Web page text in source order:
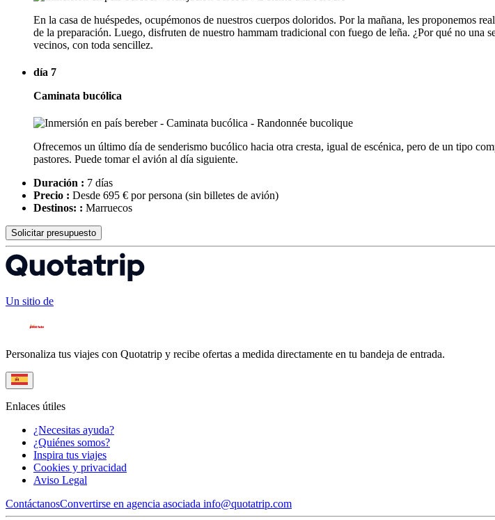
En la casa de huéspedes, ocupémonos de nuestros cuerpos doloridos. Por la mañana, les proponemos
de la preparación. Luego, disfruten de nuestro hammam tradicional con fuego de leña. ¿Por qué no una
vecinos, con toda sencillez.
día 7
Caminata bucólica
Ofrecemos un último día de senderismo bucólico hacia otra cresta, igual de escénica, pero de un tipo
pastores. Puede tomar el avión al día siguiente.
Duración : 7 días
Precio : Desde 695 € por persona (sin billetes de avión)
Destinos: : Marruecos
Solicitar presupuesto
Un sitio de
Personaliza tus viajes con Quotatrip y recibe ofertas a medida directamente en tu bandeja de entrada.
Enlaces útiles
¿Necesitas ayuda?
¿Quiénes somos?
Inspira tus viajes
Cookies y privacidad
Aviso Legal
ContáctanosConvertirse en agencia asociada info@quotatrip.com